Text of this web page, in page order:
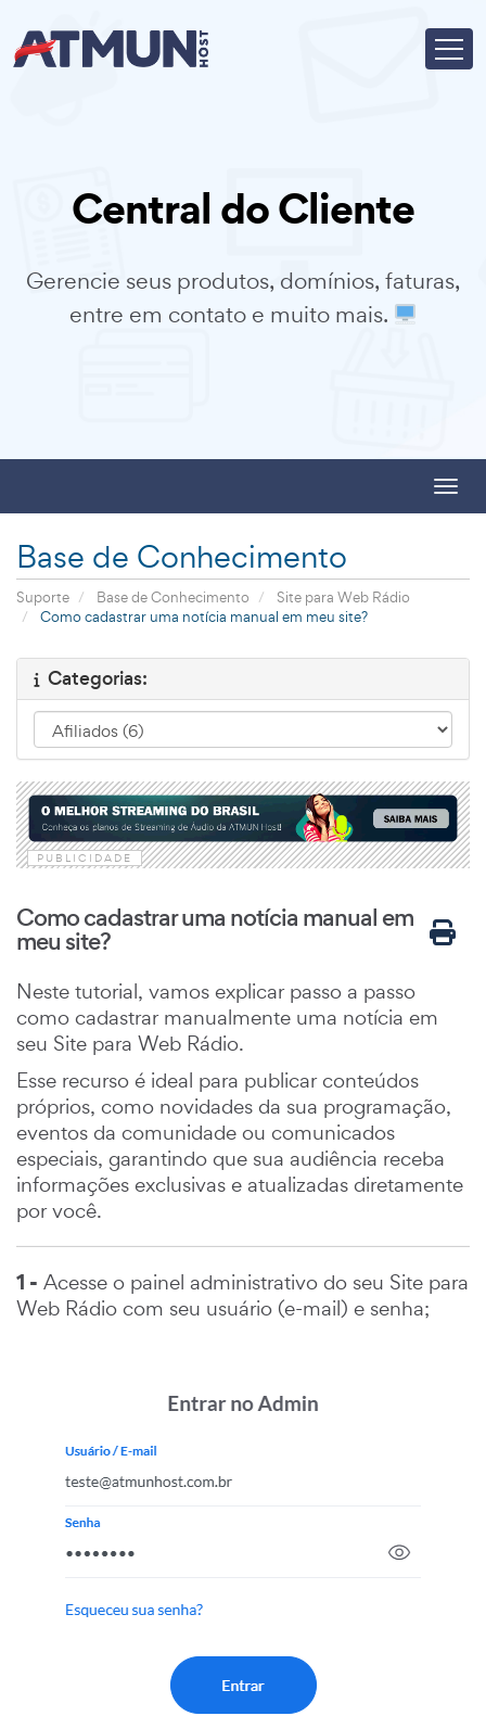
Central do Cliente
Gerencie seus produtos, domínios, faturas,
entre em contato e muito mais.
Base de Conhecimento
Suporte Base de Conhecimento
Site para Web Rádio
Como cadastrar uma notícia manual em meu site?
Categorias:
PUBLICIDADE
Como cadastrar uma notícia manual em
meu site?
Neste tutorial, vamos explicar passo a passo
como cadastrar manualmente uma notícia em
seu Site para Web Rádio.
Esse recurso é ideal para publicar conteúdos
próprios, como novidades da sua programação,
eventos da comunidade ou comunicados
especiais, garantindo que sua audiência receba
informações exclusivas e atualizadas diretamente
por você.
1 - Acesse o painel administrativo do seu Site para
Web Rádio com seu usuário (e-mail) e senha;